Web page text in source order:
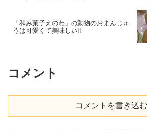
「和み菓子えのわ」の動物のおまんじゅ
うは可愛くて美味しい!!
コメント
コメントを書き込む